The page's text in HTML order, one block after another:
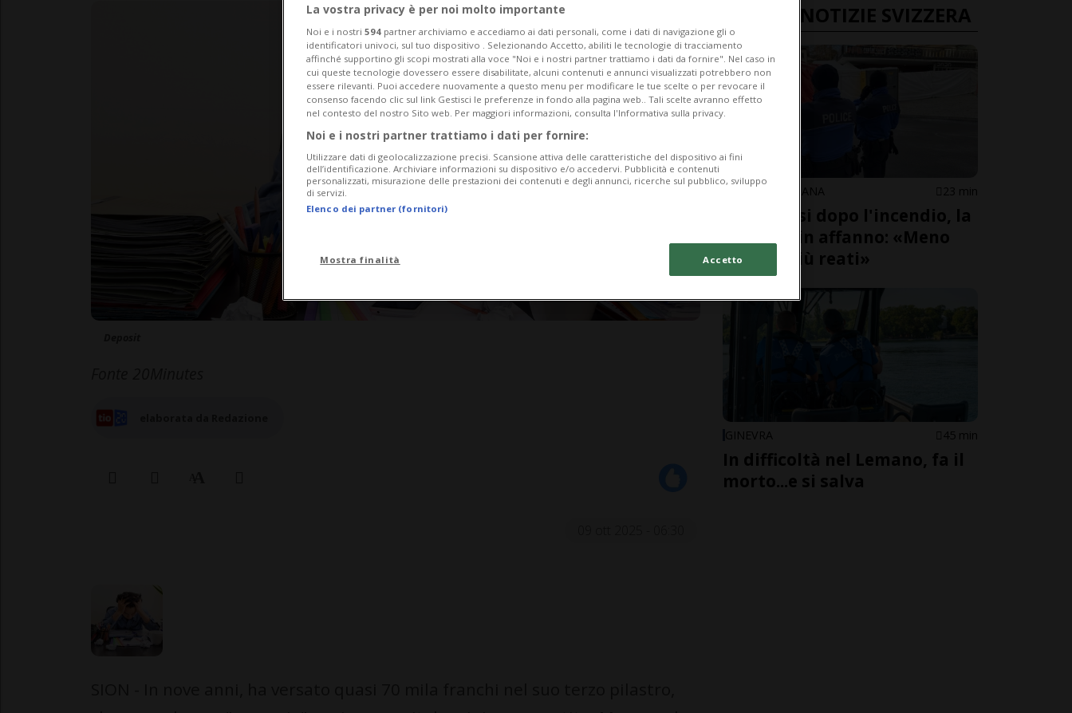
ULTIME NOTIZIE SVIZZERA
CRANS-MONTANA 23 min
Sette mesi dopo l'incendio, la
polizia è in affanno: «Meno
agenti, più reati»
GINEVRA 45 min
In difficoltà nel Lemano, fa il
morto...e si salva
La vostra privacy è per noi molto importante
Noi e i nostri 594 partner archiviamo e accediamo ai dati personali, come i dati di navigazione gli o
identificatori univoci, sul tuo dispositivo . Selezionando Accetto, abiliti le tecnologie di tracciamento
affinché supportino gli scopi mostrati alla voce "Noi e i nostri partner trattiamo i dati da fornire". Nel caso in
cui queste tecnologie dovessero essere disabilitate, alcuni contenuti e annunci visualizzati potrebbero non
essere rilevanti. Puoi accedere nuovamente a questo menu per modificare le tue scelte o per revocare il
consenso facendo clic sul link Gestisci le preferenze in fondo alla pagina web.. Tali scelte avranno effetto
nel contesto del nostro Sito web. Per maggiori informazioni, consulta l'Informativa sulla privacy.
Noi e i nostri partner trattiamo i dati per fornire:
Utilizzare dati di geolocalizzazione precisi. Scansione attiva delle caratteristiche del dispositivo ai fini
dell’identificazione. Archiviare informazioni su dispositivo e/o accedervi. Pubblicità e contenuti
personalizzati, misurazione delle prestazioni dei contenuti e degli annunci, ricerche sul pubblico, sviluppo
di servizi.
Elenco dei partner (fornitori)
Mostra finalità Accetto